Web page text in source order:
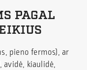
PAGAL
pieno fermos), ar
avidė, kiaulidė,